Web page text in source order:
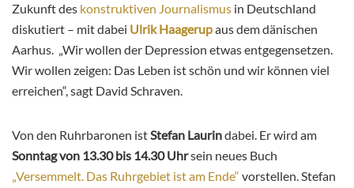
Zukunft des konstruktiven Journalismus in Deutschland
diskutiert – mit dabei Ulrik Haagerupaus dem dänischen
Aarhus. „Wir wollen der Depression etwas entgegensetzen.
Wir wollen zeigen: Das Leben ist schön und wir können viel
erreichen“, sagt David Schraven.
Von den Ruhrbaronen istStefan Laurindabei. Er wird am
Sonntag von 13.30 bis 14.30 Uhrsein neues Buch
„Versemmelt. Das Ruhrgebiet ist am Ende“ vorstellen. Stefan